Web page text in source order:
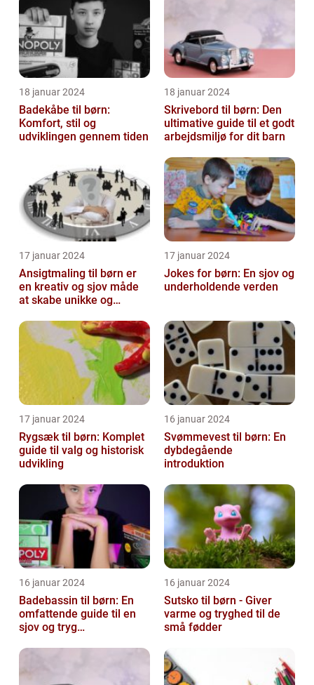
18 januar 2024
Badekåbe til børn:
Komfort, stil og
udviklingen gennem tiden
18 januar 2024
Skrivebord til børn: Den
ultimative guide til et godt
arbejdsmiljø for dit barn
17 januar 2024
Ansigtmaling til børn er
en kreativ og sjov måde
at skabe unikke og
17 januar 2024
Jokes for børn: En sjov og
underholdende verden
17 januar 2024
Rygsæk til børn: Komplet
guide til valg og historisk
udvikling
16 januar 2024
Svømmevest til børn: En
dybdegående
introduktion
16 januar 2024
Badebassin til børn: En
omfattende guide til en
sjov og tryg
16 januar 2024
Sutsko til børn - Giver
varme og tryghed til de
små fødder